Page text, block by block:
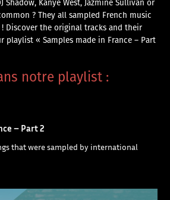
? They all sampled French music
Discover the original tracks and their
playlist « Samples made in France – Part
notre playlist :
– Part 2
that were sampled by international